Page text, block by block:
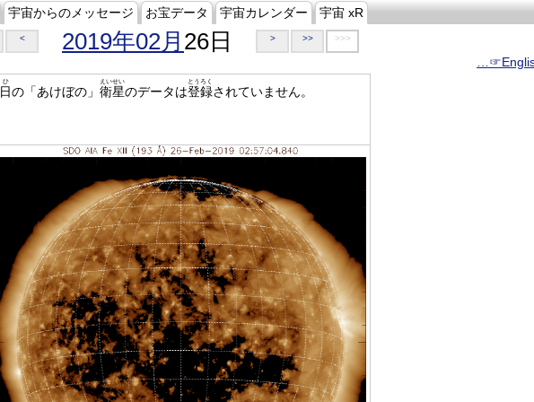
宇宙からのメッセージ お宝データ 宇宙カレンダー 宇宙 xR
< 2019年02月 26日 > >> >>>
日
ひ
の「あけぼの」 衛星
えいせい
のデータは登録
とうろく
されていません。